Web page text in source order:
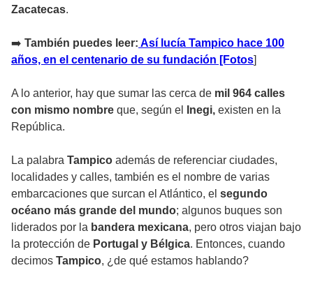
Zacatecas.
➡️ También puedes leer: Así lucía Tampico hace 100
años, en el centenario de su fundación [Fotos]
A lo anterior, hay que sumar las cerca de mil 964 calles
con mismo nombre que, según el Inegi, existen en la
República.
La palabra Tampico además de referenciar ciudades,
localidades y calles, también es el nombre de varias
embarcaciones que surcan el Atlántico, el segundo
océano más grande del mundo; algunos buques son
liderados por la bandera mexicana, pero otros viajan bajo
la protección de Portugal y Bélgica. Entonces, cuando
decimos Tampico, ¿de qué estamos hablando?